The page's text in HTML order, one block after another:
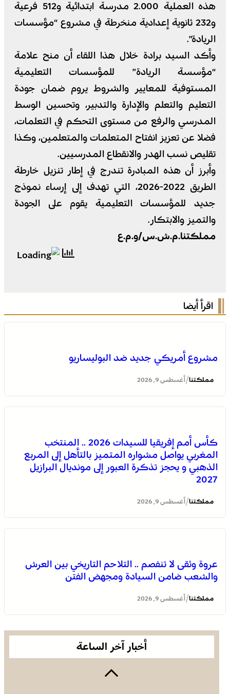
هذه العملية 2.000 مدرسة ابتدائية و512 فرعية
و232 ثانوية إعدادية منخرطة في مشروع “مؤسسات
الريادة”.
وأكد السيد برادة خلال هذا اللقاء أن منح علامة
“مؤسسة الريادة” للمؤسسات التعليمية
المستوفية للمعايير والشروط يروم ضمان جودة
التعليم والتعلم والإدارة والتدبير، وتحسين الوسط
المدرسي والرفع من مستوى التحكم في التعلمات،
فضلا عن تعزيز انفتاح المتعلمات والمتعلمين، وكذا
تقليص نسب الهدر والانقطاع المدرسيين.
وأبرز أن هذه المبادرة تندرج في إطار تنزيل خارطة
الطريق 2022-2026، التي تهدف إلى إرساء نموذج
جديد للمؤسسات التعليمية يقوم على الجودة
والتميز والابتكار.
مملكتنا.م.ش.س/و.م.ع
اقرأ أيضا
مشروع أمريكي جديد ضد البوليساريو
مملكتنا/ أغسطس 9, 2026
كأس أمم إفريقيا للسيدات 2026 .. المنتخب
المغربي يواصل مشواره المتميز بالتأهل إلى المربع
الذهبي و يحجز تذكرة العبور إلى مونديال البرازيل
2027
مملكتنا/ أغسطس 9, 2026
عروة وثقى لا تنفصم .. التلاحم التاريخي بين العرش
والشعب ضامن السيادة ومجهض الفتن
مملكتنا/ أغسطس 9, 2026
أخبار آخر الساعة
عيسى .. أصغر فرسان التبوريدة يحمل مشعل تراث عريق
مشروع أمريكي جديد ضد البوليساريو